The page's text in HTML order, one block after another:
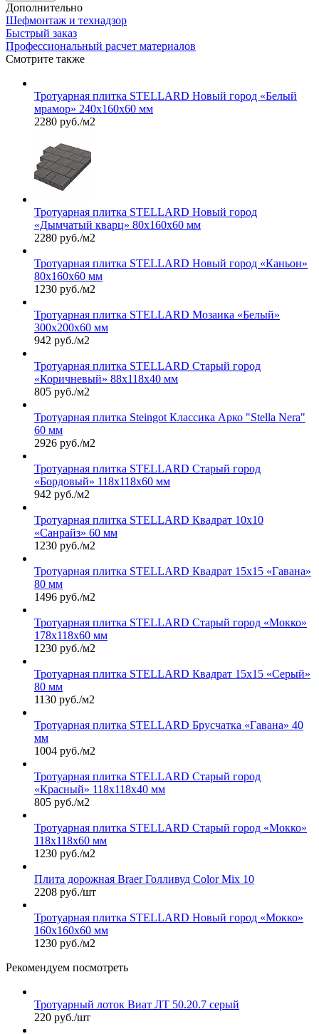
Дополнительно
Шефмонтаж и технадзор
Быстрый заказ
Профессиональный расчет материалов
Смотрите также
Тротуарная плитка STELLARD Новый город «Белый
мрамор» 240х160х60 мм
2280 руб./м2
Тротуарная плитка STELLARD Новый город
«Дымчатый кварц» 80х160х60 мм
2280 руб./м2
Тротуарная плитка STELLARD Новый город «Каньон»
80х160х60 мм
1230 руб./м2
Тротуарная плитка STELLARD Мозаика «Белый»
300х200х60 мм
942 руб./м2
Тротуарная плитка STELLARD Старый город
«Коричневый» 88х118х40 мм
805 руб./м2
Тротуарная плитка Steingot Классика Арко "Stella Nera"
60 мм
2926 руб./м2
Тротуарная плитка STELLARD Старый город
«Бордовый» 118х118х60 мм
942 руб./м2
Тротуарная плитка STELLARD Квадрат 10х10
«Санрайз» 60 мм
1230 руб./м2
Тротуарная плитка STELLARD Квадрат 15х15 «Гавана»
80 мм
1496 руб./м2
Тротуарная плитка STELLARD Старый город «Мокко»
178х118х60 мм
1230 руб./м2
Тротуарная плитка STELLARD Квадрат 15х15 «Серый»
80 мм
1130 руб./м2
Тротуарная плитка STELLARD Брусчатка «Гавана» 40
мм
1004 руб./м2
Тротуарная плитка STELLARD Старый город
«Красный» 118х118х40 мм
805 руб./м2
Тротуарная плитка STELLARD Старый город «Мокко»
118х118х60 мм
1230 руб./м2
Плита дорожная Braer Голливуд Color Mix 10
2208 руб./шт
Тротуарная плитка STELLARD Новый город «Мокко»
160х160х60 мм
1230 руб./м2
Рекомендуем посмотреть
Тротуарный лоток Виат ЛТ 50.20.7 серый
220 руб./шт